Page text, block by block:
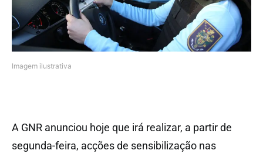
Imagem ilustrativa
A GNR anunciou hoje que irá realizar, a partir de
segunda-feira, acções de sensibilização nas